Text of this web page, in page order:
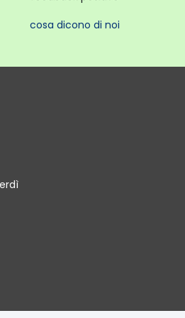
raccogligocce estraibile
prodotto 286
cosa dicono di noi